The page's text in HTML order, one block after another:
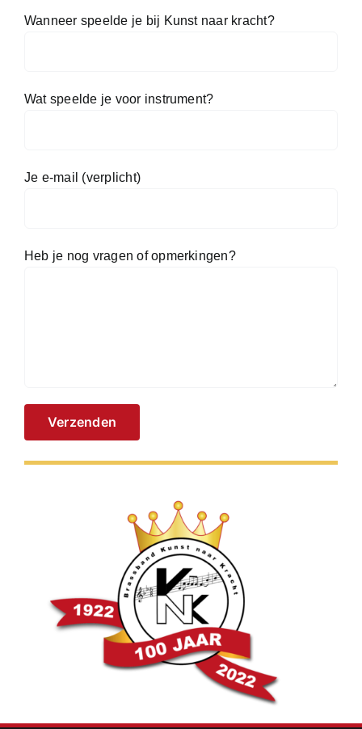
Wanneer speelde je bij Kunst naar kracht?
Wat speelde je voor instrument?
Je e-mail (verplicht)
Heb je nog vragen of opmerkingen?